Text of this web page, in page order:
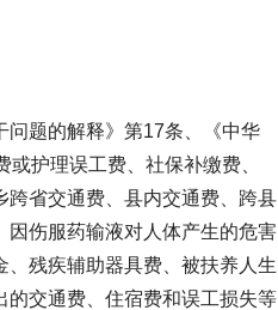
问题的解释》第17条、《中华
护理误工费、社保补缴费、
跨省交通费、县内交通费、跨县
因伤服药输液对人体产生的危害
残疾辅助器具费、被扶养人生
的交通费、住宿费和误工损失等